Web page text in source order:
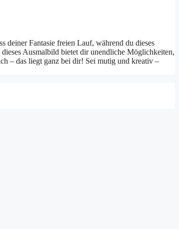
deiner Fantasie freien Lauf, während du dieses
Ausmalbild bietet dir unendliche Möglichkeiten,
– das liegt ganz bei dir! Sei mutig und kreativ –